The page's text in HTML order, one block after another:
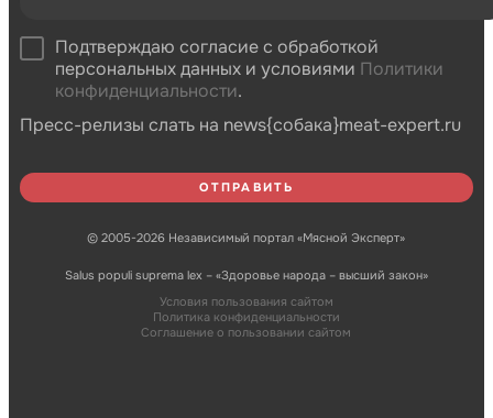
Подтверждаю согласие с обработкой
персональных данных и условиями Политики
конфиденциальности.
Пресс-релизы слать на news{собака}meat-expert.ru
© 2005-2026 Независимый портал «Мясной Эксперт»
Salus populi suprema lex – «Здоровье народа – высший закон»
Условия пользования сайтом
Политика конфиденциальности
Соглашение о пользовании сайтом